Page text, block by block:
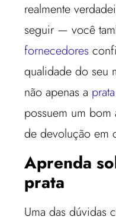
realmente
seguir — você
fornecedores
qualidade do seu
não apenas a prata
possuem um
de devolução em
Aprenda
prata
Uma das dúvidas